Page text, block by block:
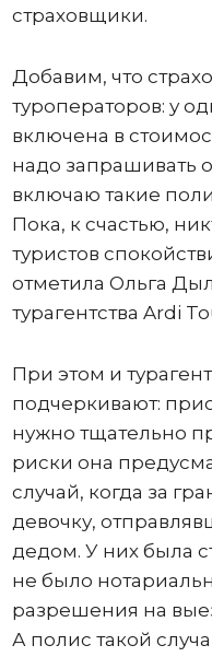
страховщики.
Добавим, что
туроператоров: у
включена в
надо запрашивать
включаю такие
Пока, к счастью,
туристов
отметила Ольга
турагентства Ardi
При этом и
подчеркивают:
нужно тщательно
риски она
случай, когда за
девочку,
дедом. У них была
не было
разрешения на
А полис такой